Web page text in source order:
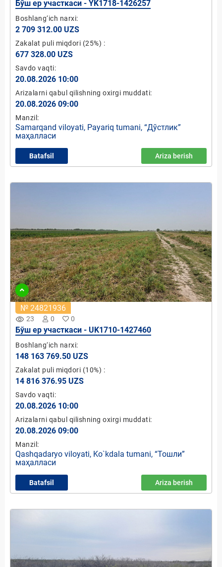
Бўш ер участкаси - YK1718-1426257
Boshlang‘ich narxi:
2 709 312.00 UZS
Zakalat puli miqdori (25%) :
677 328.00 UZS
Savdo vaqti:
20.08.2026 10:00
Arizalarni qabul qilishning oxirgi muddati:
20.08.2026 09:00
Manzil:
Samarqand viloyati, Payariq tumani, “Дўстлик”
маҳалласи
Batafsil Ariza berish
remove_red_eye 23 0 0
№ 24821936
Бўш ер участкаси - UK1710-1427460
Boshlang‘ich narxi:
148 163 769.50 UZS
Zakalat puli miqdori (10%) :
14 816 376.95 UZS
Savdo vaqti:
20.08.2026 10:00
Arizalarni qabul qilishning oxirgi muddati:
20.08.2026 09:00
Manzil:
Qashqadaryo viloyati, Ko`kdala tumani, “Тошли”
маҳалласи
Batafsil Ariza berish